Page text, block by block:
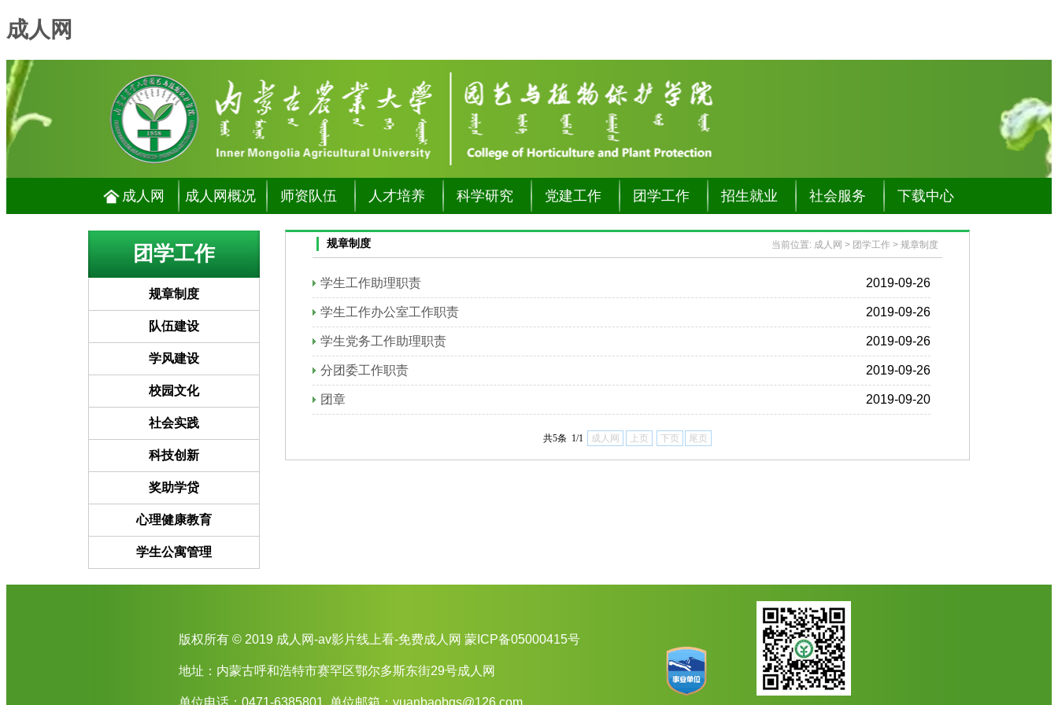
成人网
成人网 成人网概况 师资队伍 人才培养 科学研究 党建工作 团学工作 招生就业 社会服务 下载中心
团学工作
规章制度
队伍建设
学风建设
校园文化
社会实践
科技创新
奖助学贷
心理健康教育
学生公寓管理
规章制度 当前位置: 成人网 > 团学工作 > 规章制度
学生工作助理职责 2019-09-26
学生工作办公室工作职责 2019-09-26
学生党务工作助理职责 2019-09-26
分团委工作职责 2019-09-26
团章 2019-09-20
共5条 1/1 成人网 上页 下页 尾页
版权所有 © 2019 成人网-av影片线上看-免费成人网 蒙ICP备05000415号
地址：内蒙古呼和浩特市赛罕区鄂尔多斯东街29号成人网
单位电话：0471-6385801 单位邮箱： yuanbaobgs@126.com